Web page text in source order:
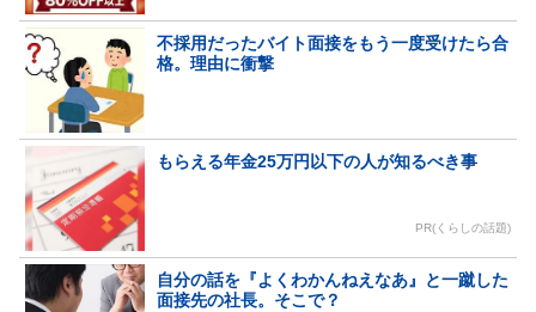
不採用だったバイト面接をもう一度受けたら合
格。理由に衝撃
もらえる年金25万円以下の人が知るべき事
PR(くらしの話題)
自分の話を『よくわかんねえなあ』と一蹴した
面接先の社長。そこで？